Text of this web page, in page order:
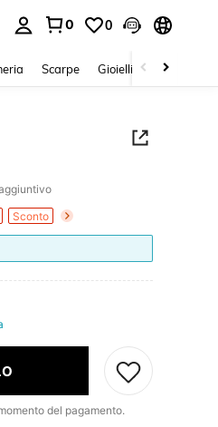
0 0
Scarpe Gioielli E Accessori
Sconto
del pagamento.